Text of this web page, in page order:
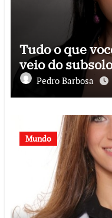
Tudo o que
veio do subsolo
Pedro Barbosa
Mundo